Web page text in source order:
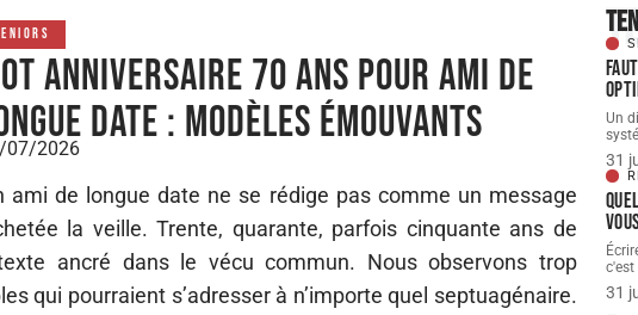
anniversaire 70 ans pour ami de
date : modèles émouvants
07/2026
ami de longue date ne se rédige pas comme un message
la veille. Trente, quarante, parfois cinquante ans de
ancré dans le vécu commun. Nous observons trop
qui pourraient s’adresser à n’importe quel septuagénaire.
Un
31
c'est
31